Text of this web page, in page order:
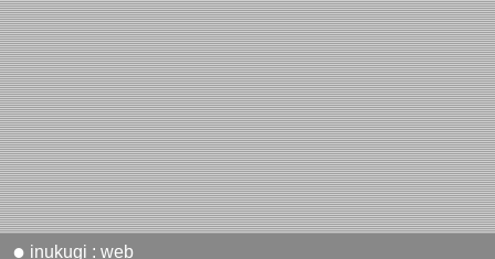
● inukugi : web